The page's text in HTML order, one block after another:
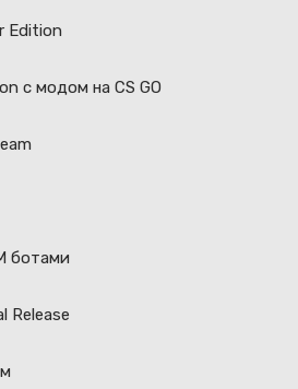
Edition
с модом на CS GO
ботами
Release